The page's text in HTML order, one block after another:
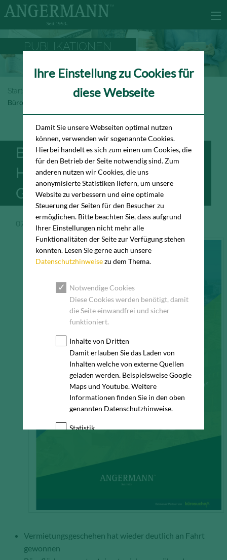
PUBLIKATIONEN
Startseite Newsroom
Publikationen
Büromarktbericht Hamburg Gesamtjahr 2021
BÜROMARKTBERICHT
HAMBURG
GESAMTJAHR 2021
07.01.2022 Publikation
Vermietungsgeschehen hat wieder deutlich an Fahrt
gewonnen
Ihre Einstellung zu Cookies für
diese Webseite
Damit Sie unsere Webseiten optimal nutzen
können, verwenden wir sogenannte Cookies.
Hierbei handelt es sich zum einen um Cookies, die
für den Betrieb der Seite notwendig sind. Zum
anderen nutzen wir Cookies, die uns
anonymisierte Statistiken liefern, um unsere
Website zu verbessern und eine optimale
Steuerung der Seiten für den Besucher zu
ermöglichen. Bitte beachten Sie, dass aufgrund
Ihrer Einstellungen nicht mehr alle
Funktionalitäten der Seite zur Verfügung stehen
könnten. Lesen Sie gerne auch unsere
Datenschutzhinweisezu dem Thema.
Notwendige Cookies
Diese Cookies werden benötigt, damit
die Seite einwandfrei und sicher
funktioniert.
Inhalte von Dritten
Damit erlauben Sie das Laden von
Inhalten welche von externe Quellen
geladen werden. Beispielsweise Google
Maps und Youtube. Weitere
Informationen finden Sie in den oben
genannten Datenschutzhinweise.
Statistik
Statistik-Daten, wie zum Beispiel die
Anzahl der Besucher auf den Seiten,
Ihren Weg durch unseren
Internetauftritt oder das Gerät, mit
Aufgrund dieser Statistiken können